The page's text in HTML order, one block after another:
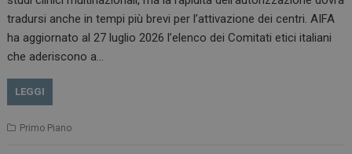
tradursi anche in tempi più brevi per l’attivazione dei centri. AIFA
ha aggiornato al 27 luglio 2026 l’elenco dei Comitati etici italiani
che aderiscono a…
LEGGI
Primo Piano
NOME FORNITORE / DOMINIO
__Secure-ROLLOUT_TOKEN
.youtube.com